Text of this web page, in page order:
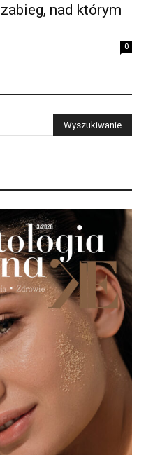
nad którym
0